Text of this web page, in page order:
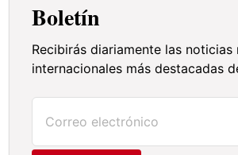
Boletín
Recibirás diariamente las noticias
internacionales más destacadas